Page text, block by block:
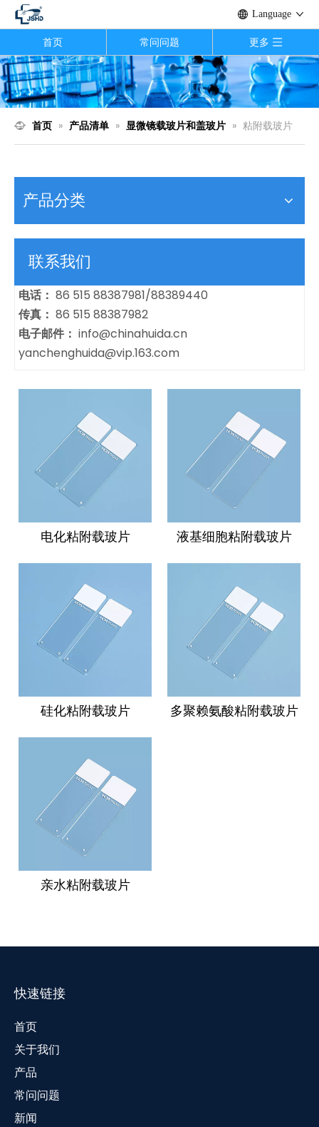
Language
首页 常问问题 更多
首页 » 产品清单 » 显微镜载玻片和盖玻片 » 粘附载玻片
产品分类
联系我们
电话： 86 515 88387981/88389440
传真： 86 515 88387982
电子邮件： info@chinahuida.cn
yanchenghuida@vip.163.com
电化粘附载玻片 液基细胞粘附载玻片
硅化粘附载玻片 多聚赖氨酸粘附载玻片
亲水粘附载玻片
快速链接
首页
关于我们
产品
常问问题
新闻